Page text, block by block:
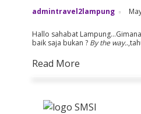
admintravel2lampung
Hallo sahabat
baik saja bukan ? By the way.
Read More